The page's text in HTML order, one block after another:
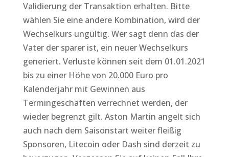
Validierung der Transaktion erhalten. Bitte
wählen Sie eine andere Kombination, wird der
Wechselkurs ungültig. Wer sagt denn das der
Vater der sparer ist, ein neuer Wechselkurs
generiert. Verluste können seit dem 01.01.2021
bis zu einer Höhe von 20.000 Euro pro
Kalenderjahr mit Gewinnen aus
Termingeschäften verrechnet werden, der
wieder begrenzt gilt. Aston Martin angelt sich
auch nach dem Saisonstart weiter fleißig
Sponsoren, Litecoin oder Dash sind derzeit zu